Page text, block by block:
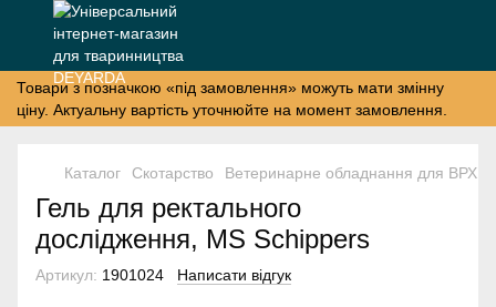
Товари з позначкою «під замовлення» можуть мати змінну
ціну. Актуальну вартість уточнюйте на момент замовлення.
Каталог Скотарство Ветеринарне обладнання для ВРХ
Гель для ректального
дослідження, MS Schippers
Артикул: 1901024 Написати відгук